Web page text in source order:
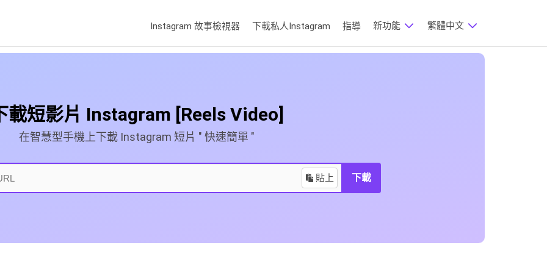
Instagram 故事檢視器 下載私人Instagram 指導 新功能 繁體中文
載短影片 Instagram [Reels Video]
在智慧型手機上下載 Instagram 短片 " 快速簡單 "
貼上 下載